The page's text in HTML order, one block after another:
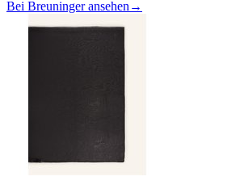
Bei Breuninger ansehen →